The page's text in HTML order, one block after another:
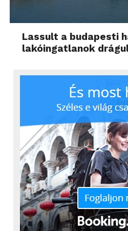
Lassult a budapesti
lakóingatlanok